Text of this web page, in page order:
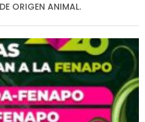
ORIGEN ANIMAL.